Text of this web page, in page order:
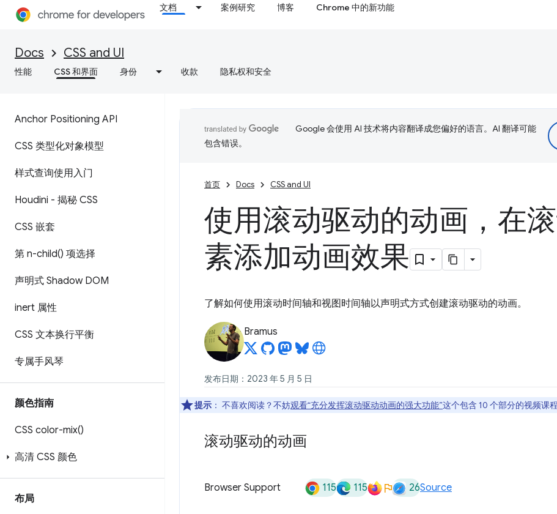
文档 案例研究 博客 Chrome 中的新功能
Docs CSS and UI
性能 CSS 和界面 身份 收款 隐私权和安全
Anchor Positioning API
CSS 类型化对象模型
样式查询使用入门
Houdini - 揭秘 CSS
CSS 嵌套
第 n-child() 项选择
声明式 Shadow DOM
inert 属性
CSS 文本换行平衡
专属手风琴
颜色指南
CSS color-mix()
高清 CSS 颜色
布局
Google 会使用 AI 技术将内容翻译成您偏好的语言。AI 翻译可能
包含错误。
首页 Docs CSS and UI
使用滚动驱动的动画，在
素添加动画效果
了解如何使用滚动时间轴和视图时间轴以声明式方式创建滚动驱动的动画。
Bramus
发布日期：2023 年 5 月 5 日
提示 ： 不喜欢阅读？不妨观看“充分发挥滚动驱动动画的强大功能”这个包含 10 个部分的视频课
滚动驱动的动画
Browser Support 115 115 26Source